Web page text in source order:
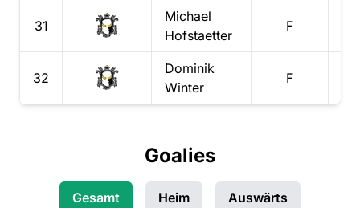
31
Michael
Hofstaetter
F
32
Dominik
Winter
F
Goalies
Gesamt Heim Auswärts